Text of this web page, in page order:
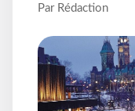
Par Rédaction